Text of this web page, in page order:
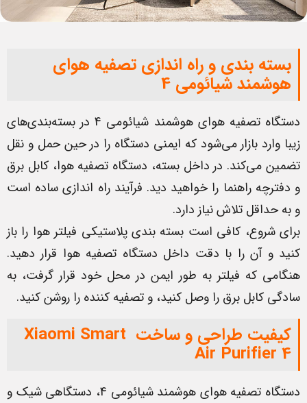
بسته بندی و راه اندازی تصفیه هوای
هوشمند شیائومی 4
دستگاه تصفیه هوای هوشمند شیائومی 4 در بسته‌بندی‌های
زیبا وارد بازار می‌شود که ایمنی دستگاه را در حین حمل و نقل
تضمین می‌کند. در داخل بسته، دستگاه تصفیه هوا، کابل برق
و دفترچه راهنما را خواهید دید. فرآیند راه اندازی ساده است
و به حداقل تلاش نیاز دارد.
برای شروع، کافی است بسته بندی پلاستیکی فیلتر هوا را باز
کنید و آن را با دقت داخل دستگاه تصفیه هوا قرار دهید.
هنگامی ‌که فیلتر به طور ایمن در محل خود قرار گرفت، به
سادگی کابل برق را وصل کنید، و تصفیه کننده را روشن کنید.
کیفیت طراحی و ساخت Xiaomi Smart
Air Purifier 4
دستگاه تصفیه هوای هوشمند شیائومی 4، دستگاهی شیک و